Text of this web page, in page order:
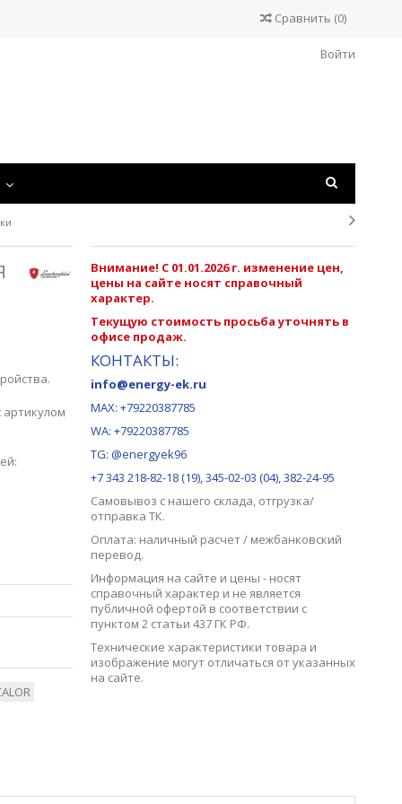
Сравнить (0)
Войти
артикулом
Внимание! С 01.01.2026 г. изменение цен,
цены на сайте носят справочный
характер.
Текущую стоимость просьба уточнять в
офисе продаж.
КОНТАКТЫ:
info@energy-ek.ru
MAX: +79220387785
WA: +79220387785
TG: @energyek96
+7 343 218-82-18 (19), 345-02-03 (04), 382-24-95
Самовывоз с нашего склада, отгрузка/
отправка ТК.
Оплата: наличный расчет / межбанковский
перевод.
Информация на сайте и цены - носят
справочный характер и не является
публичной офертой в соответствии с
пунктом 2 статьи 437 ГК РФ.
Технические характеристики товара и
изображение могут отличаться от указанных
на сайте.